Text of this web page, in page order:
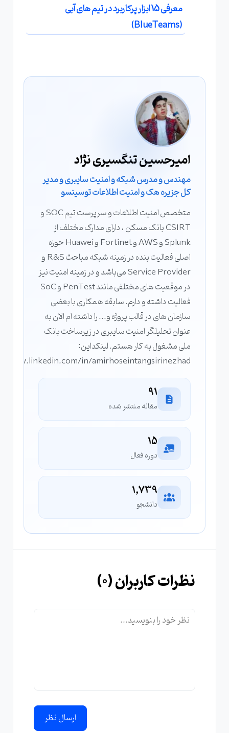
معرفی 15 ابزار پرکاربرد در تیم های آبی
(BlueTeams)
امیرحسین تنگسیری نژاد
مهندس و مدرس شبکه و امنیت سایبری و مدیر
کل جزیره هک و امنیت اطلاعات توسینسو
متخصص امنیت اطلاعات و سرپرست تیم SOC و
CSIRT بانک مسکن ، دارای مدارک مختلف از
Splunk و AWS و Fortinet و Huawei حوزه
اصلی فعالیت بنده در زمینه شبکه مباحث R&S و
Service Provider می‌باشد و در زمینه امنیت نیز
در موقعیت های مختلفی مانند PenTest و SoC
فعالیت داشته و دارم. سابقه همکاری با بعضی
سازمان های در قالب پروژه و... را داشته ام الان به
عنوان تحلیلگر امنیت سایبری در زیرساخت بانک
ملی مشغول به کار هستم. لینکداین:
www.linkedin.com/in/amirhoseintangsirinezhad/
91
مقاله منتشر شده
15
دوره فعال
1,739
دانشجو
نظرات کاربران (0
)
ارسال نظر